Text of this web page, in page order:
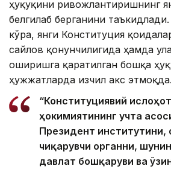
ҳуқуқини ривожлантиришнинг
белгилаб берганини
кўра, янги Конституция
сайлов қонунчилигида ҳамда
оширишга қаратилган бошқа
ҳужжатларда изчил акс этмоқда.
“Конституциявий
ҳокимиятининг учта
Президент институтини,
чиқарувчи органни,
давлат бошқаруви ва